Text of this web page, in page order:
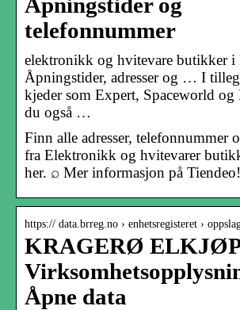
Åpningstider og
telefonnummer
elektronikk og hvitevare butikker i
Åpningstider, adresser og … I
kjeder som Expert, Spaceworld
du også …
Finn alle adresser, telefonnummer
fra Elektronikk og hvitevarer
her. ⌕ Mer informasjon på Tiendeo!
https:// data.brreg.no › enhetsregisteret ›
KRAGERØ ELKJØP
Åpne data